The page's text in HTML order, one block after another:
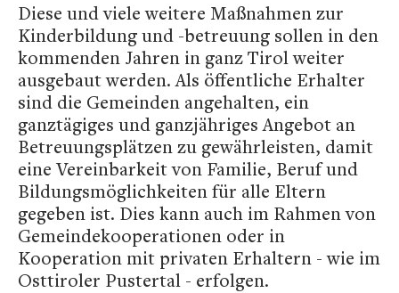
Diese und viele weitere Maßnahmen zur
Kinderbildung und -betreuung sollen in den
kommenden Jahren in ganz Tirol weiter
ausgebaut werden. Als öffentliche Erhalter
sind die Gemeinden angehalten, ein
ganztägiges und ganzjähriges Angebot an
Betreuungsplätzen zu gewährleisten, damit
eine Vereinbarkeit von Familie, Beruf und
Bildungsmöglichkeiten für alle Eltern
gegeben ist. Dies kann auch im Rahmen von
Gemeindekooperationen oder in
Kooperation mit privaten Erhaltern - wie im
Osttiroler Pustertal - erfolgen.